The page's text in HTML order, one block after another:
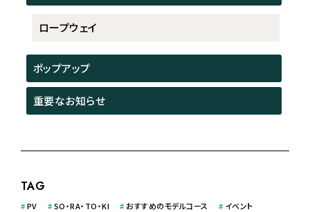
ロープウェイ
ポップアップ
重要なお知らせ
TAG
#PV #SO・RA・TO・KI #おすすめのモデルコース # イベント